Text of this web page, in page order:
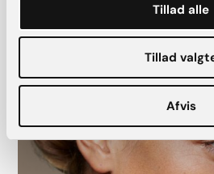
Tillad alle
Tillad
Afvis
Behandlinger vi bruger
karsprængninger